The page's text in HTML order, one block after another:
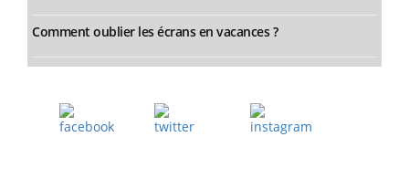
Comment oublier les écrans en vacances ?